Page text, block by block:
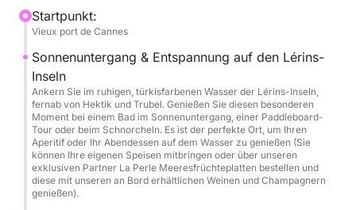
bevor wir uns den besten Platz mit Blick auf die
Croisette für das spektakuläre Feuerwerk sichern.
📅 Termine: Juli & August (Nur mit Reservierung –
Feuerwerksabende)
⏰ Uhrzeit: 19:30 – 23:00 Uhr (3,5 Stunden)
⚓ Ihr exklusiver Reiseverlauf:
19:30 Uhr: Abfahrt vom Alten Hafen von Cannes.
Startpunkt:
Vieux port de Cannes
Sonnenuntergang & Entspannung auf den Lérins-
Inseln
Ankern Sie im ruhigen, türkisfarbenen Wasser der Lérins-Inseln,
fernab von Hektik und Trubel. Genießen Sie diesen besonderen
Moment bei einem Bad im Sonnenuntergang, einer Paddleboard-
Tour oder beim Schnorcheln. Es ist der perfekte Ort, um Ihren
Aperitif oder Ihr Abendessen auf dem Wasser zu genießen (Sie
können Ihre eigenen Speisen mitbringen oder über unseren
exklusiven Partner La Perle Meeresfrüchteplatten bestellen und
diese mit unseren an Bord erhältlichen Weinen und Champagnern
genießen).